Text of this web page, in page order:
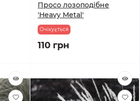
Просо лозоподібне
'Heavy Metal'
Очікується
110 грн